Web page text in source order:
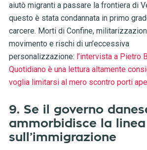
aiutò migranti a passare la frontiera di
questo è stata condannata in primo
carcere. Morti di Confine,
movimento e rischi di un’eccessiva
personalizzazione: l’intervista a Pietro
Quotidiano è una lettura altamente
voglia limitarsi al mero scontro porti
9. Se il governo
ammorbidisce la linea
sull’immigrazione